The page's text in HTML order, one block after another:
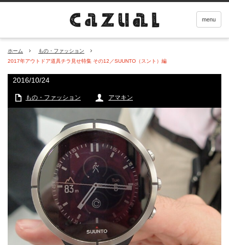
menu
ホーム
もの・ファッション
2017年アウトドア道具チラ見せ特集 その12／SUUNTO（スント）編
2016/10/24
もの・ファッション アマキン